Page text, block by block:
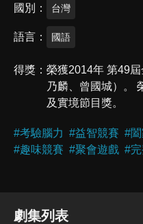
國別 台灣
語言 國語
得獎
榮獲2014年 第49
乃麟、曾國城）。
及實境節目獎。
#考驗腦力 #益智競賽 #
#趣味競賽 #聚會遊戲 #
劇集列表